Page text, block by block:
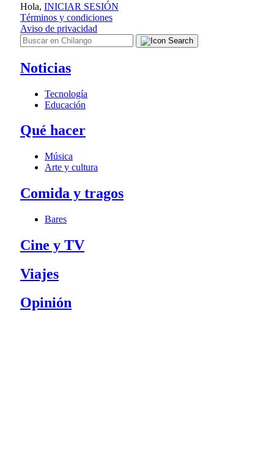
Hola, INICIAR SESIÓN
Términos y condiciones
Aviso de privacidad
Noticias
Tecnología
Educación
Qué hacer
Música
Arte y cultura
Comida y tragos
Bares
Cine y TV
Viajes
Opinión